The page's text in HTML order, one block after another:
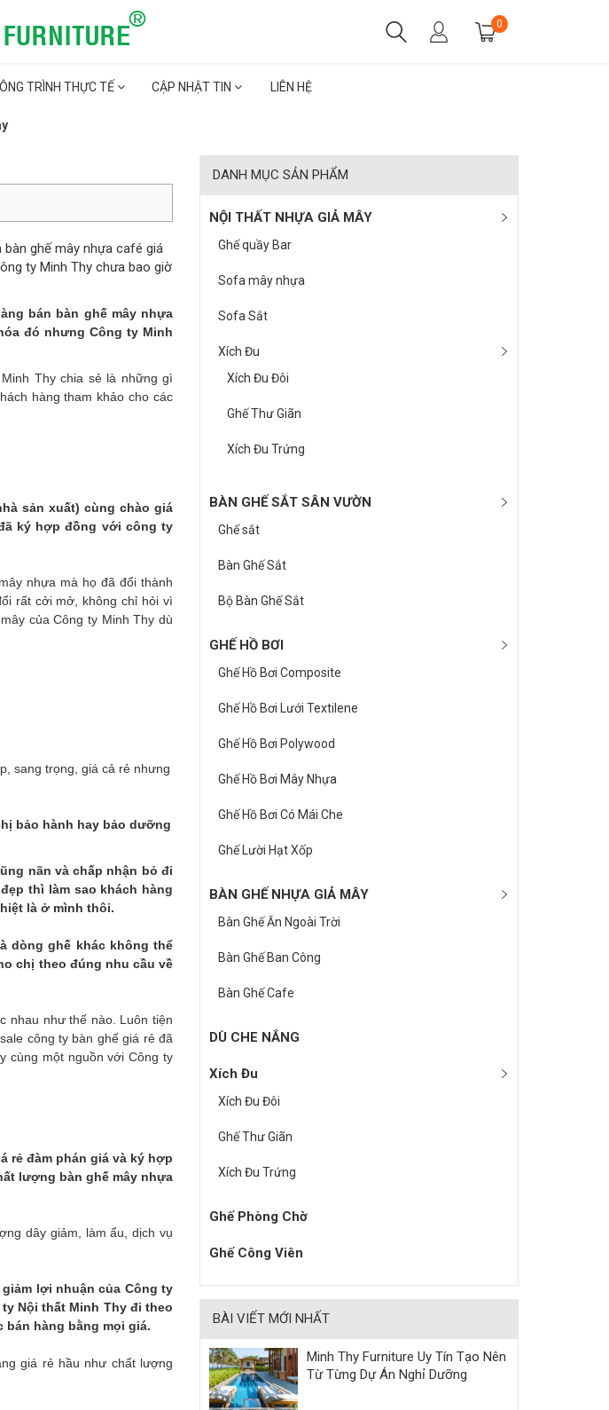
0
TRÌNH THỰC TẾ CẬP NHẬT TIN LIÊN HỆ
ghế mây nhựa café giá
ty Minh Thy chưa bao giờ
bán bàn ghế mây nhựa
đó nhưng Công ty Minh
Thy chia sẻ là những gì
hàng tham khảo cho các
sản xuất) cùng chào giá
ký hợp đồng với công ty
nhựa mà họ đã đổi thành
rất cởi mở, không chỉ hỏi vì
của Công ty Minh Thy dù
sang trọng, giá cả rẻ nhưng
bảo hành hay bảo dưỡng
nãn và chấp nhận bỏ đi
thì làm sao khách hàng
là ở mình thôi.
dòng ghế khác không thể
chị theo đúng nhu cầu về
nhau như thế nào. Luôn tiện
công ty bàn ghế giá rẻ đã
cùng một nguồn với Công ty
rẻ đàm phán giá và ký hợp
lượng bàn ghế mây nhựa
dây giảm, làm ẩu, dịch vụ
lợi nhuận của Công ty
Nội thất Minh Thy đi theo
hàng bằng mọi giá.
giá rẻ hầu như chất lượng
DANH MỤC SẢN PHẨM
NỘI THẤT NHỰA GIẢ MÂY
Ghế quầy Bar
Sofa mây nhựa
Sofa Sắt
Xích Đu
Xích Đu Đôi
Ghế Thư Giãn
Xích Đu Trứng
BÀN GHẾ SẮT SÂN VƯỜN
Ghế sắt
Bàn Ghế Sắt
Bộ Bàn Ghế Sắt
GHẾ HỒ BƠI
Ghế Hồ Bơi Composite
Ghế Hồ Bơi Lưới Textilene
Ghế Hồ Bơi Polywood
Ghế Hồ Bơi Mây Nhựa
Ghế Hồ Bơi Có Mái Che
Ghế Lười Hạt Xốp
BÀN GHẾ NHỰA GIẢ MÂY
Bàn Ghế Ăn Ngoài Trời
Bàn Ghế Ban Công
Bàn Ghế Cafe
DÙ CHE NẮNG
Xích Đu
Xích Đu Đôi
Ghế Thư Giãn
Xích Đu Trứng
Ghế Phòng Chờ
Ghế Công Viên
BÀI VIẾT MỚI NHẤT
Minh Thy Furniture Uy Tín Tạo Nên
Từ Từng Dự Án Nghỉ Dưỡng